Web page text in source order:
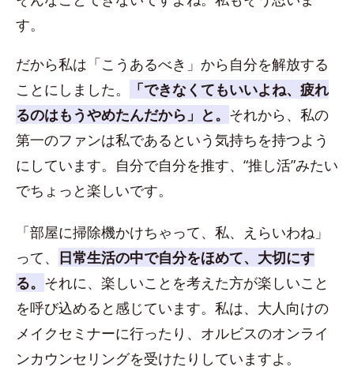
す。
だから私は「こうあるべき」から自分を解放する
ことにしました。
「できなくてもいいよね、疲れ
るのはもうやめたんだから」と。 それから、私の
第一のファンは私であるという気持ちを持つよう
にしています。自分で自分を推す、“推し活”みたい
でちょっと楽しいです。
「部屋に掃除機かけちゃって、私、えらいわね」
って、 日常生活の中で自分をほめて、大切にす
る。 それに、楽しいことを考えた方が楽しいこと
を呼び込めると感じています。私は、大人向けの
メイクセミナーに行ったり、オルビスのオンライ
ンカウンセリングを受けたりしていますよ。